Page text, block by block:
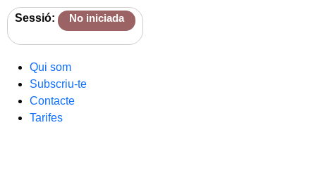
Sessió: No iniciada
Qui som
Subscriu-te
Contacte
Tarifes